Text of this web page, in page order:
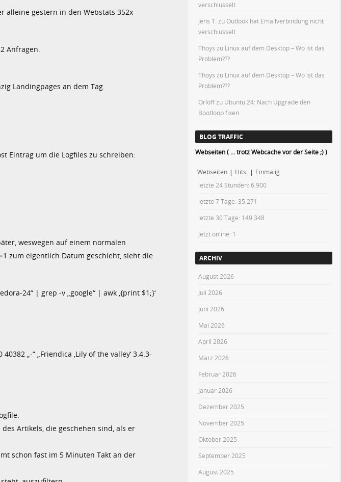
alleine gestern in den Webstats 352x
Anfragen.
Landingpages an dem Tag.
Eintrag um die Logfiles zu schreiben:
weswegen auf einem normalen
zum eigentlich Datum geschieht, sieht die
24“ | grep -v „google“ | awk ‚{print $1;}‘
40382 „-“ „Friendica ‚Lily of the valley‘ 3.4.3-
Artikels, die geschehen sind, als er
schon fast im 5 Minuten Takt an der
verschlüsselt
Jens T. zuOutlook hat Emailverbindung nicht
verschlüsselt
Thoys zu Linux auf dem Desktop – Wo ist das
Problem???
Thoys zu Linux auf dem Desktop – Wo ist das
Problem???
Orloffzu Ubuntu 24: Nach Upgrade den
Bootloop fixen
BLOG TRAFFIC
Webseiten ( ... trotz Webcache vor der Seite ;) )
Webseiten | Hits | Einmalig
letzte 24 Stunden:6.900
letzte 7 Tage: 35.271
letzte 30 Tage: 149.348
Jetzt online: 1
ARCHIV
August 2026
Juli 2026
Juni 2026
Mai 2026
April 2026
März 2026
Februar 2026
Januar 2026
Dezember 2025
November 2025
Oktober 2025
September 2025
August 2025